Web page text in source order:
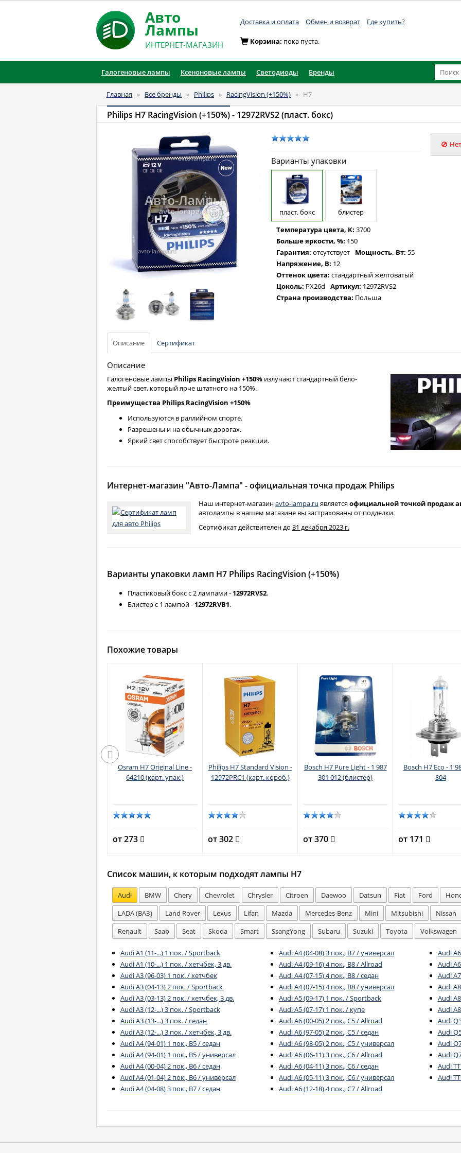
Авто
Лампы
ИНТЕРНЕТ-МАГАЗИН
Доставка и оплата Обмен и возврат Где купить?
Корзина: пока пуста.
Галогеновые лампы Ксеноновые лампы Светодиоды Бренды
Главная » Все бренды » Philips » RacingVision (+150%) » H7
Philips H7 RacingVision (+150%)- 12972RVS2 (пласт. бокс)
Варианты упаковки
пласт. бокс
блистер
Температура цвета, K: 3700
Больше яркости, %: 150
Гарантия: отсутствует Мощность, Вт: 55
Напряжение, В: 12
Оттенок цвета: стандартный желтоватый
Цоколь: PX26d Артикул: 12972RVS2
Страна производства: Польша
Описание Сертификат
Описание
Галогеновые лампы Philips RacingVision +150% излучают стандартный бело-
желтый свет, который ярче штатного на 150%.
Преимущества Philips RacingVision +150%
Используются в раллийном спорте.
Разрешены и на обычных дорогах.
Яркий свет способствует быстроте реакции.
Интернет-магазин "Авто-Лампа" - официальная точка продаж Philips
Наш интернет-магазинavto-lampa.ru являетсяофициальной точкой продаж
автолампы в нашем магазине вы застрахованы от подделки.
Сертификат действителен до 31 декабря 2023 г.
Варианты упаковки ламп H7 Philips RacingVision (+150%)
Пластиковый бокс с 2 лампами - 12972RVS2.
Блистер с 1 лампой - 12972RVB1.
Похожие товары
Osram H7 Original Line -
64210 (карт. упак.)
от 273
Philips H7 Standard Vision -
12972PRC1 (карт. короб.)
от 302
Bosch H7 Pure Light - 1 987
301 012 (блистер)
от 370
Bosch H7 Eco - 1
804
от 171
Список машин, к которым подходят лампы H7
Audi BMW Chery Chevrolet Chrysler Citroen Daewoo Datsun Fiat Ford
LADA (ВАЗ)
Land Rover Lexus Lifan Mazda Mercedes-Benz Mini Mitsubishi Nissan
Renault
Saab Seat Skoda Smart SsangYong Subaru Suzuki Toyota Volkswagen
Audi A1 (11-...) 1 пок. / Sportback
Audi A1 (10-...) 1 пок. / хетчбек, 3 дв.
Audi A3 (96-03) 1 пок. / хетчбек
Audi A3 (04-13) 2 пок. / Sportback
Audi A3 (03-13) 2 пок. / хетчбек, 3 дв.
Audi A3 (12-...) 3 пок. / Sportback
Audi A3 (13-...) 3 пок. / седан
Audi A3 (12-...) 3 пок. / хетчбек, 3 дв.
Audi A4 (94-01) 1 пок., B5 / седан
Audi A4 (94-01) 1 пок., B5 / универсал
Audi A4 (00-04) 2 пок., B6 / седан
Audi A4 (01-04) 2 пок., B6 / универсал
Audi A4 (04-08) 3 пок., B7 / седан
Audi A4 (04-08) 3 пок., B7 / универсал
Audi A4 (09-16) 4 пок., B8 / Allroad
Audi A4 (07-15) 4 пок., B8 / седан
Audi A4 (07-15) 4 пок., B8 / универсал
Audi A5 (09-17) 1 пок. / Sportback
Audi A5 (07-17) 1 пок. / купе
Audi A6 (00-05) 2 пок., C5 / Allroad
Audi A6 (97-05) 2 пок., C5 / седан
Audi A6 (98-05) 2 пок., C5 / универсал
Audi A6 (06-11) 3 пок., C6 / Allroad
Audi A6 (04-11) 3 пок., C6 / седан
Audi A6 (05-11) 3 пок., C6 / универсал
Audi A6 (12-18) 4 пок., C7 / Allroad
Audi
Audi
Audi
Audi
Audi
Audi
Audi
Audi
Audi
Audi
Audi
Audi